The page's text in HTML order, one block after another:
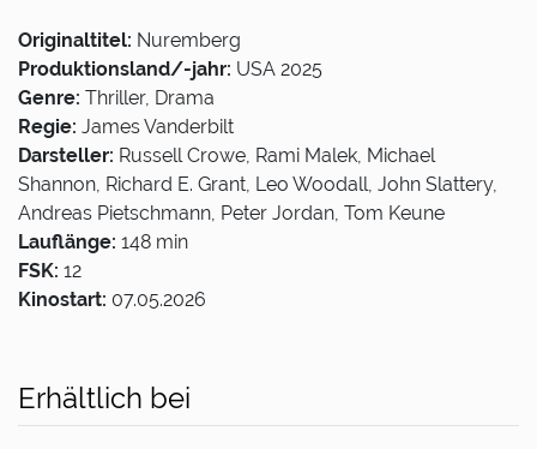
Originaltitel: Nuremberg
Produktionsland/-jahr: USA 2025
Genre: Thriller, Drama
Regie: James Vanderbilt
Darsteller: Russell Crowe, Rami Malek, Michael
Shannon, Richard E. Grant, Leo Woodall, John Slattery,
Andreas Pietschmann, Peter Jordan, Tom Keune
Lauflänge: 148 min
FSK: 12
Kinostart: 07.05.2026
Erhältlich bei